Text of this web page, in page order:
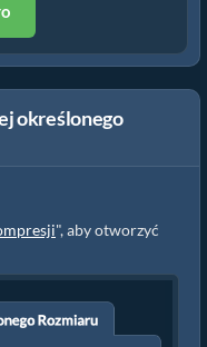
określonego
", aby otworzyć